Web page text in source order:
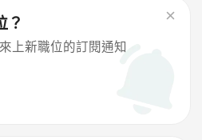
？
上新職位的訂閱通知